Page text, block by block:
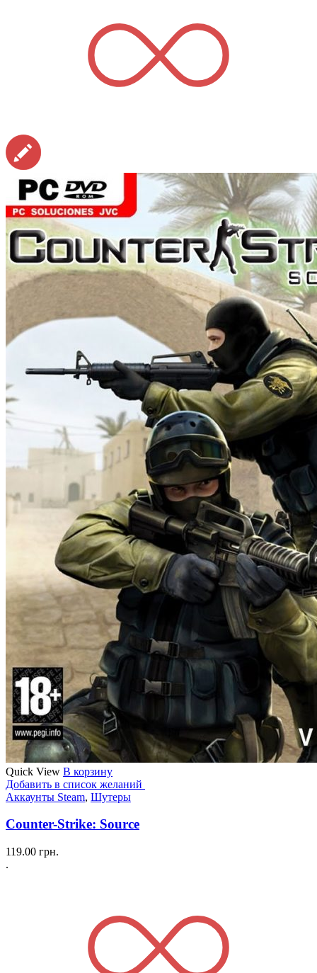
Quick View В корзину
Добавить в список желаний
Аккаунты Steam, Шутеры
Counter-Strike: Source
119.00 грн.
.